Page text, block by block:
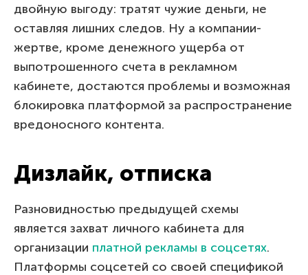
двойную выгоду: тратят чужие деньги, не
оставляя лишних следов. Ну а компании-
жертве, кроме денежного ущерба от
выпотрошенного счета в рекламном
кабинете, достаются проблемы и возможная
блокировка платформой за распространение
вредоносного контента.
Дизлайк, отписка
Разновидностью предыдущей схемы
является захват личного кабинета для
организации платной рекламы в соцсетях.
Платформы соцсетей со своей спецификой